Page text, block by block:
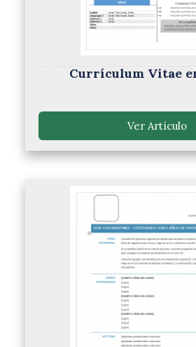
Currículum Vitae
Ver Artículo